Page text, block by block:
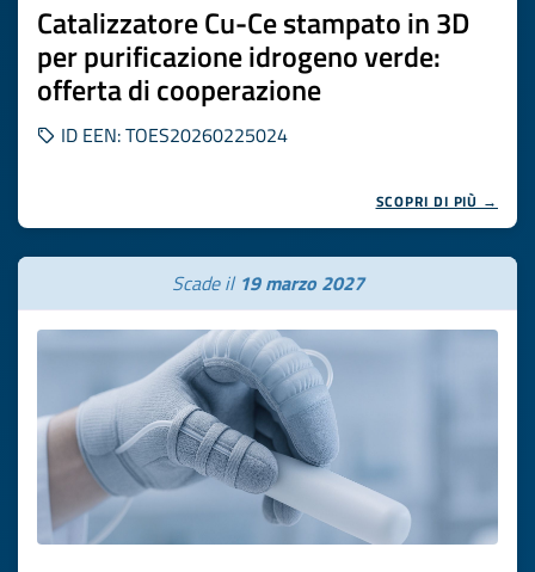
Catalizzatore Cu-Ce stampato in 3D
per purificazione idrogeno verde:
offerta di cooperazione
ID EEN: TOES20260225024
SCOPRI DI PIÙ →
Scade il 19 marzo 2027